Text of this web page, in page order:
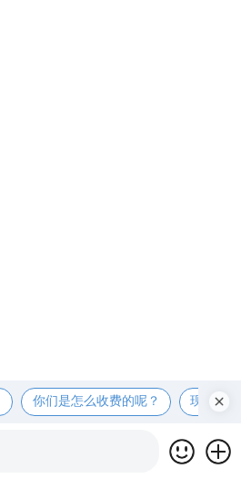
你们是怎么收费的呢？ 现在有